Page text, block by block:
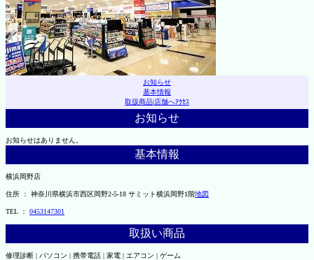
お知らせ
基本情報
取扱商品|店舗へｱｸｾｽ
お知らせ
お知らせはありません。
基本情報
横浜岡野店
住所 ： 神奈川県横浜市西区岡野2-5-18 サミット横浜岡野1階地図
TEL ： 0453147301
取扱い商品
修理診断 | パソコン | 携帯電話 | 家電 | エアコン | ゲーム